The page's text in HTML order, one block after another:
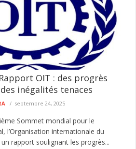
Après celui de l'ancienne ministre
OIT : des progrès
inégalités tenaces
septembre 24, 2025
Sommet mondial pour le
l’Organisation internationale du
rapport soulignant les progrès...